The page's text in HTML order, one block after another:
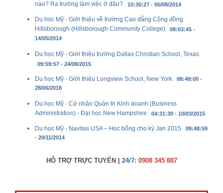
nào? Ra trường làm việc ở đâu? 10:30:27 - 05/08/2014
Du học Mỹ - Giới thiệu về trường Cao đẳng Cộng đồng
Hillsborough (Hillsborough Community College) 08:03:45 -
14/05/2014
Du học Mỹ - Giới thiệu trường Dallas Christian School, Texas
09:59:57 - 24/08/2015
Du học Mỹ - Giới thiệu Longview School, New York 08:48:00 -
28/06/2018
Du học Mỹ - Cử nhân Quản trị Kinh doanh (Business
Administration) - Đại học New Hampshire 04:31:30 - 10/03/2015
Du học Mỹ - Navitas USA – Học bổng cho kỳ Jan 2015 09:48:59
- 20/11/2014
HỖ TRỢ TRỰC TUYẾN | 24/7: 0908 345 887